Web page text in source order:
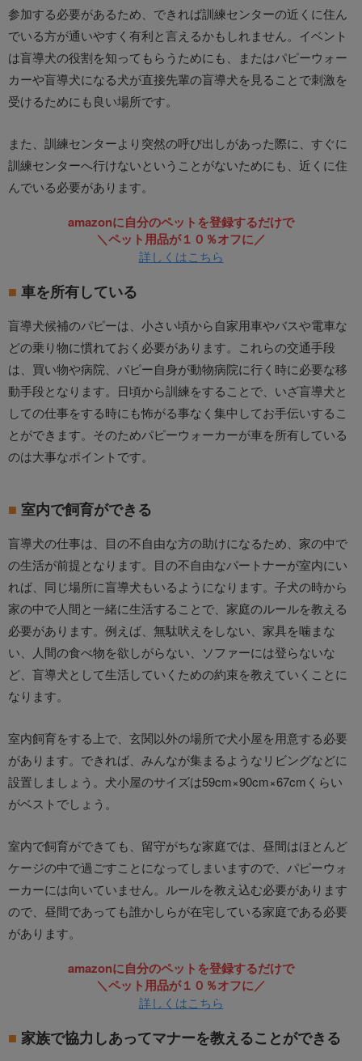
参加する必要があるため、できれば訓練センターの近くに住ん
でいる方が通いやすく有利と言えるかもしれません。イベント
は盲導犬の役割を知ってもらうためにも、またはパピーウォー
カーや盲導犬になる犬が直接先輩の盲導犬を見ることで刺激を
受けるためにも良い場所です。
また、訓練センターより突然の呼び出しがあった際に、すぐに
訓練センターへ行けないということがないためにも、近くに住
んでいる必要があります。
amazonに自分のペットを登録するだけで
＼ペット用品が１０％オフに／
詳しくはこちら
車を所有している
盲導犬候補のパピーは、小さい頃から自家用車やバスや電車な
どの乗り物に慣れておく必要があります。これらの交通手段
は、買い物や病院、パピー自身が動物病院に行く時に必要な移
動手段となります。日頃から訓練をすることで、いざ盲導犬と
しての仕事をする時にも怖がる事なく集中してお手伝いするこ
とができます。そのためパピーウォーカーが車を所有している
のは大事なポイントです。
室内で飼育ができる
盲導犬の仕事は、目の不自由な方の助けになるため、家の中で
の生活が前提となります。目の不自由なパートナーが室内にい
れば、同じ場所に盲導犬もいるようになります。子犬の時から
家の中で人間と一緒に生活することで、家庭のルールを教える
必要があります。例えば、無駄吠えをしない、家具を噛まな
い、人間の食べ物を欲しがらない、ソファーには登らないな
ど、盲導犬として生活していくための約束を教えていくことに
なります。
室内飼育をする上で、玄関以外の場所で犬小屋を用意する必要
があります。できれば、みんなが集まるようなリビングなどに
設置しましょう。犬小屋のサイズは59cm×90cm×67cmくらい
がベストでしょう。
室内で飼育ができても、留守がちな家庭では、昼間はほとんど
ケージの中で過ごすことになってしまいますので、パピーウォ
ーカーには向いていません。ルールを教え込む必要があります
ので、昼間であっても誰かしらが在宅している家庭である必要
があります。
amazonに自分のペットを登録するだけで
＼ペット用品が１０％オフに／
詳しくはこちら
家族で協力しあってマナーを教えることができる